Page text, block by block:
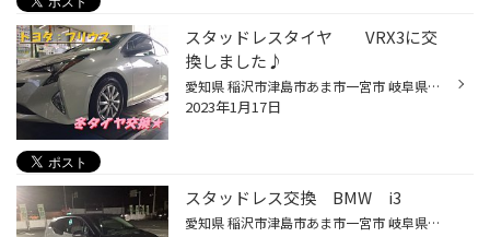
スタッドレスタイヤ VRX3に交
換しました♪
愛知県 稲沢市津島市あま市一宮市 岐阜県海津市その他近隣のみなさま こんにちは(∵)愛知県稲沢市福島町 西尾張中央道沿い エンジン オイル交換 も出来る お店 【タイヤ館 稲沢】です。 パンク 補償 サービス も始まりました。 【祝】スマホ決済が導入！ d払い、ペイペイ、Rペイがご利用いただけます...
2023年1月17日
スタッドレス交換 BMW i3
愛知県 稲沢市津島市あま市一宮市 岐阜県海津市その他近隣のみなさま こんにちは(∵)愛知県稲沢市福島町 西尾張中央道沿い エンジン オイル交換 も出来る お店 【タイヤ館 稲沢】です。 パンク 補償 サービス も始まりました。 【祝】スマホ決済が導入！ d払い、ペイペイ、Rペイがご利用いただけます...